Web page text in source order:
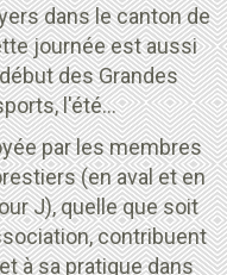
dans le canton de
journée est aussi
des Grandes
l'été...
par les membres
(en aval et en
J), quelle que soit
contribuent
à sa pratique dans